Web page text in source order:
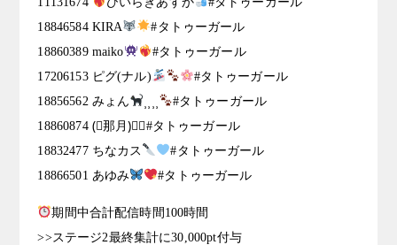
18846584 KIRA
#タトゥーガール
18860389 maiko
#タトゥーガール
17206153 ピグ(ナル)
#タトゥーガール
18856562 みょん
#タトゥーガール
18860874 (⃔那月)⃕↝#タトゥーガール
18832477 ちなカス
#タトゥーガール
18866501 あゆみ
#タトゥーガール
期間中合計配信時間100時間
>>ステージ2最終集計に30,000pt付与